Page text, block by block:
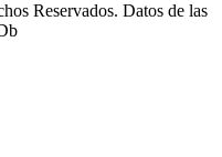
Reservados. Datos de las